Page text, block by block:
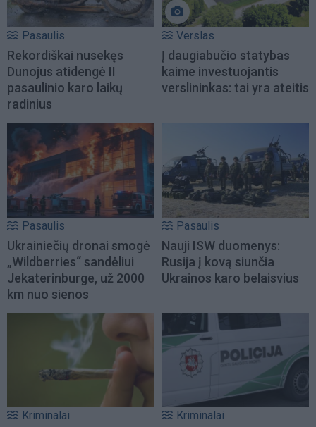
Pasaulis
Rekordiškai nusekęs
Dunojus atidengė II
pasaulinio karo laikų
radinius
Verslas
Į daugiabučio statybas
kaime investuojantis
verslininkas: tai yra ateitis
Pasaulis
Ukrainiečių dronai smogė
„Wildberries“ sandėliui
Jekaterinburge, už 2000
km nuo sienos
Pasaulis
Nauji ISW duomenys:
Rusija į kovą siunčia
Ukrainos karo belaisvius
Kriminalai Kriminalai